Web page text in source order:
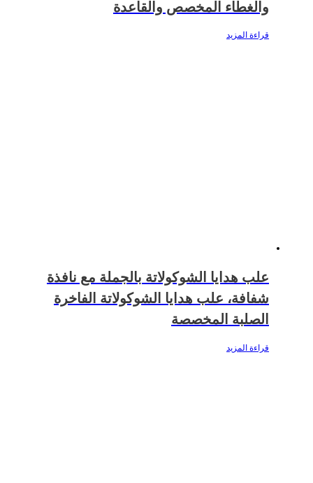
والغطاء المخصص والقاعدة
قراءة المزيد
علب هدايا الشوكولاتة بالجملة مع نافذة
شفافة، علب هدايا الشوكولاتة الفاخرة
الصلبة المخصصة
قراءة المزيد